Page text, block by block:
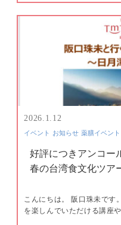
2026.1.12
イベント お知らせ 薬膳イベント
好評につきアンコー
春の台湾食文化ツア
こんにちは。 阪口珠未です
を楽しんでいただける講座